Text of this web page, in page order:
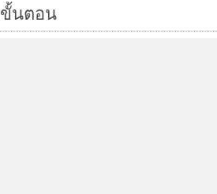
ขั้นตอน